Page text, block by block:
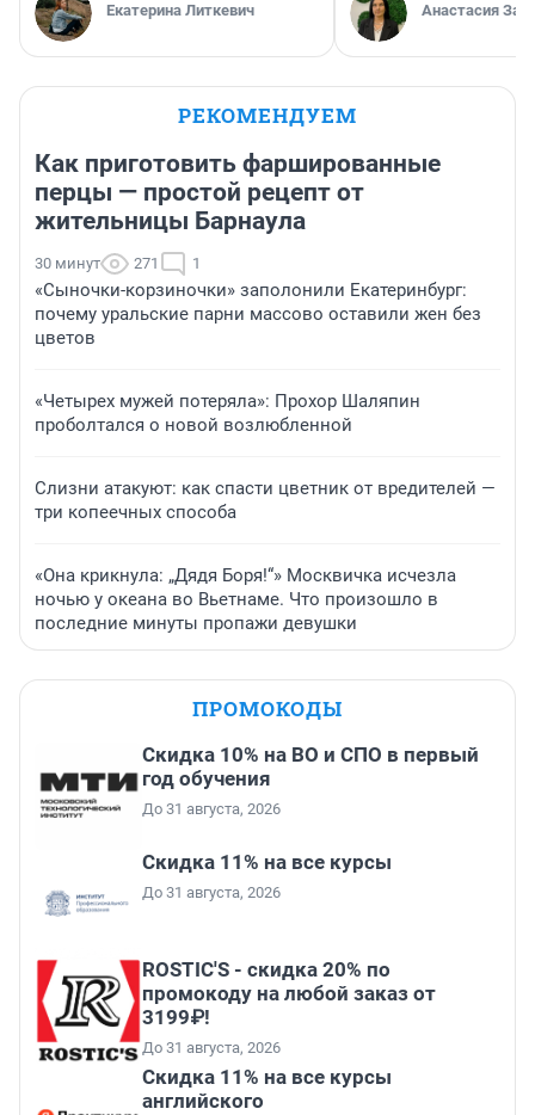
Екатерина Литкевич Анастасия
РЕКОМЕНДУЕМ
Как приготовить фаршированные
перцы — простой рецепт от
жительницы Барнаула
30 минут 271 1
«Сыночки-корзиночки» заполонили Екатеринбург:
почему уральские парни массово оставили жен без
цветов
«Четырех мужей потеряла»: Прохор Шаляпин
проболтался о новой возлюбленной
Слизни атакуют: как спасти цветник от вредителей —
три копеечных способа
«Она крикнула: „Дядя Боря!“» Москвичка исчезла
ночью у океана во Вьетнаме. Что произошло в
последние минуты пропажи девушки
ПРОМОКОДЫ
Скидка 10% на ВО и СПО в первый
год обучения
До 31 августа, 2026
Скидка 11% на все курсы
До 31 августа, 2026
ROSTIC'S - скидка 20% по
промокоду на любой заказ от
3199₽!
До 31 августа, 2026
Скидка 11% на все курсы
английского